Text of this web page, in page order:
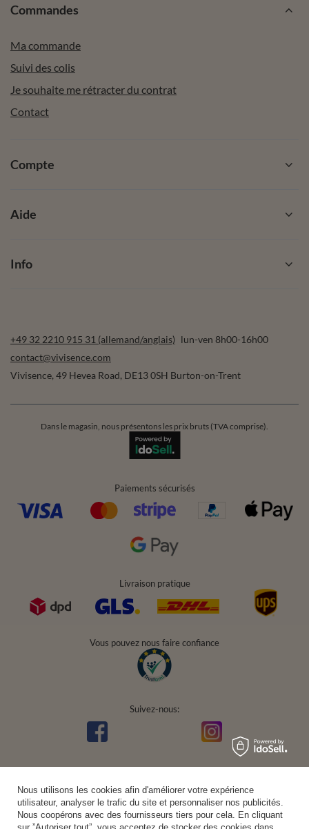
Commandes
Ma commande
Suivi des colis
Je souhaite me rétracter du contrat
Contact
Compte
Aide
Info
+49 32 2210 915 31 (allemand/anglais) lun-ven 8h00-16h00
contact@vivisence.com
Vivisence, 49 Hevea Road, DE13 0SH Burton-on-Trent
Dans le magasin, nous présentons les prix bruts (TVA comprise).
Paiements sécurisés
Livraison pratique
Vous pouvez nous faire confiance
Suivez-nous:
Nous utilisons les cookies afin d'améliorer votre expérience
utilisateur, analyser le trafic du site et personnaliser nos publicités.
Nous coopérons avec des fournisseurs tiers pour cela. En cliquant